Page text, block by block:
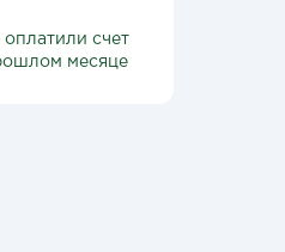
счет
месяце